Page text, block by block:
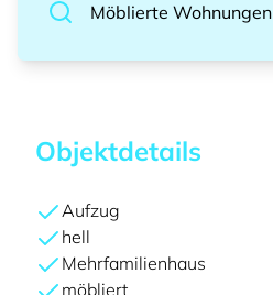
Möblierte Wohnungen
Objektdetails
Aufzug
hell
Mehrfamilienhaus
möbliert